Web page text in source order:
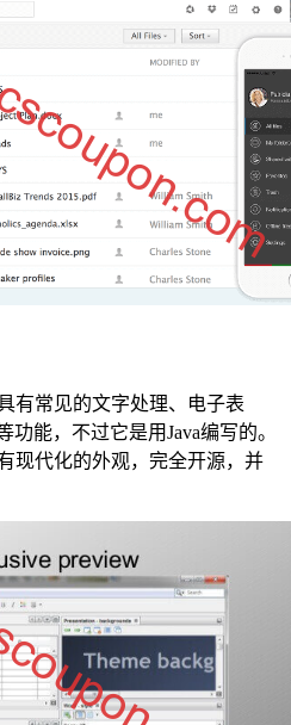
有常见的文字处理、电子表
能，不过它是用Java编写的。
现代化的外观，完全开源，并